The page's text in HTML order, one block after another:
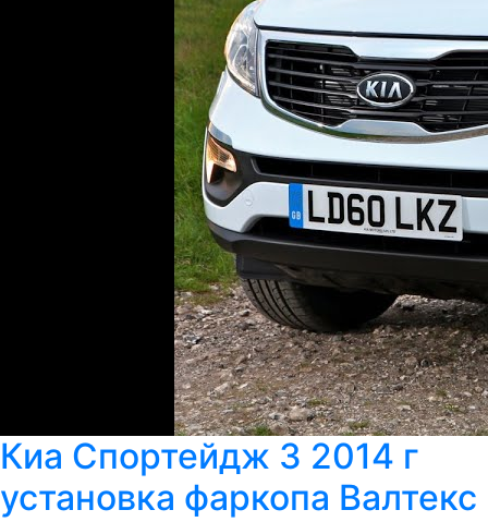
Киа Спортейдж 3 2014 г
установка фаркопа Bалтекс